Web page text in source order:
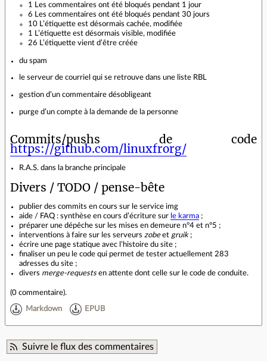
1 Les commentaires ont été bloqués pendant 1 jour
6 Les commentaires ont été bloqués pendant 30 jours
10 L’étiquette est désormais cachée, modifiée
1 L’étiquette est désormais visible, modifiée
26 L’étiquette vient d’être créée
du spam
le serveur de courriel qui se retrouve dans une liste RBL
gestion d’un commentaire désobligeant
purge d’un compte à la demande de la personne
Commits/pushs de code
https://github.com/linuxfrorg/
R.A.S. dans la branche principale
Divers / TODO / pense-bête
publier des commits en cours sur le service img
aide / FAQ : synthèse en cours d’écriture sur le karma ;
préparer une dépêche sur les mises en demeure n°4 et n°5 ;
interventions à faire sur les serveurs zobeet gruik;
écrire une page statique avec l’histoire du site ;
finaliser un peu le code qui permet de tester actuellement 283
adresses du site ;
divers merge-requestsen attente dont celle sur le code de conduite.
(0 commentaire).
Markdown EPUB
Suivre le flux des commentaires